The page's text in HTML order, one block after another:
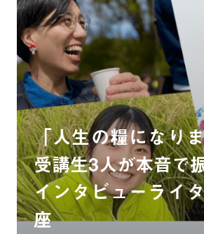
「人生の糧になり
受講生3人が本音で
インタビューライ
座